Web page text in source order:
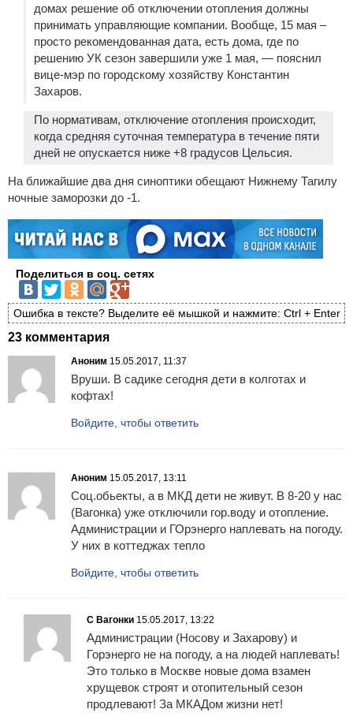
домах решение об отключении отопления должны
принимать управляющие компании. Вообще, 15 мая –
просто рекомендованная дата, есть дома, где по
решению УК сезон завершили уже 1 мая, — пояснил
вице-мэр по городскому хозяйству Константин
Захаров.
По нормативам, отключение отопления происходит,
когда средняя суточная температура в течение пяти
дней не опускается ниже +8 градусов Цельсия.
На ближайшие два дня синоптики обещают Нижнему Тагилу
ночные заморозки до -1.
Поделиться в соц. сетях
Ошибка в тексте? Выделите её мышкой и нажмите: Ctrl + Enter
23 комментария
Аноним 15.05.2017, 11:37
Вруши. В садике сегодня дети в колготах и
кофтах!
Войдите, чтобы ответить
Аноним 15.05.2017, 13:11
Соц.обьекты, а в МКД дети не живут. В 8-20 у нас
(Вагонка) уже отключили гор.воду и отопление.
Администрации и ГОрэнерго наплевать на погоду.
У них в коттеджах тепло
Войдите, чтобы ответить
С Вагонки 15.05.2017, 13:22
Администрации (Носову и Захарову) и
Горэнерго не на погоду, а на людей наплевать!
Это только в Москве новые дома взамен
хрущевок строят и отопительный сезон
продлевают! За МКАДом жизни нет!